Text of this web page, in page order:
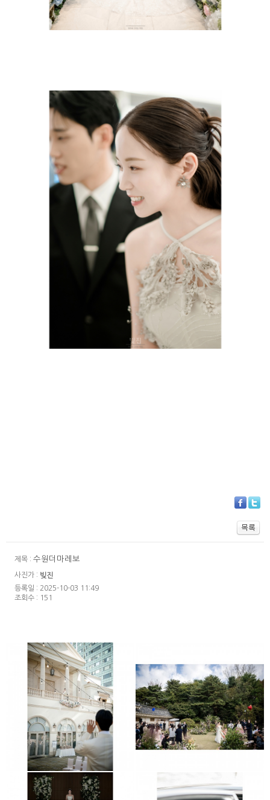
제목 : 수원더마레보
사진가 : 빚진
등록일 : 2025-10-03 11:49
조회수 : 151
더 라움 근화원